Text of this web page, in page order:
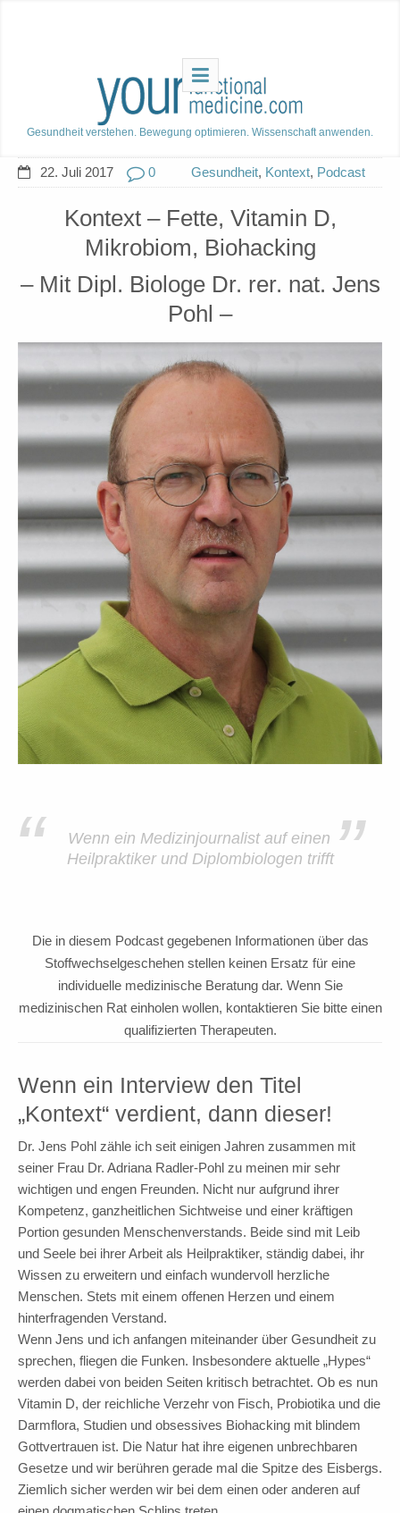
Gesundheit verstehen. Bewegung optimieren. Wissenschaft anwenden.
22. Juli 2017 0 Gesundheit, Kontext, Podcast
Kontext – Fette, Vitamin D,
Mikrobiom, Biohacking
– Mit Dipl. Biologe Dr. rer. nat. Jens
Pohl –
”
“
Wenn ein Medizinjournalist auf einen
Heilpraktiker und Diplombiologen trifft
Die in diesem Podcast gegebenen Informationen über das
Stoffwechselgeschehen stellen keinen Ersatz für eine
individuelle medizinische Beratung dar. Wenn Sie
medizinischen Rat einholen wollen, kontaktieren Sie bitte einen
qualifizierten Therapeuten.
Wenn ein Interview den Titel
„Kontext“ verdient, dann dieser!
Dr. Jens Pohl zähle ich seit einigen Jahren zusammen mit
seiner Frau Dr. Adriana Radler-Pohl zu meinen mir sehr
wichtigen und engen Freunden. Nicht nur aufgrund ihrer
Kompetenz, ganzheitlichen Sichtweise und einer kräftigen
Portion gesunden Menschenverstands. Beide sind mit Leib
und Seele bei ihrer Arbeit als Heilpraktiker, ständig dabei, ihr
Wissen zu erweitern und einfach wundervoll herzliche
Menschen. Stets mit einem offenen Herzen und einem
hinterfragenden Verstand.
Wenn Jens und ich anfangen miteinander über Gesundheit zu
sprechen, fliegen die Funken. Insbesondere aktuelle „Hypes“
werden dabei von beiden Seiten kritisch betrachtet. Ob es nun
Vitamin D, der reichliche Verzehr von Fisch, Probiotika und die
Darmflora, Studien und obsessives Biohacking mit blindem
Gottvertrauen ist. Die Natur hat ihre eigenen unbrechbaren
Gesetze und wir berühren gerade mal die Spitze des Eisbergs.
Ziemlich sicher werden wir bei dem einen oder anderen auf